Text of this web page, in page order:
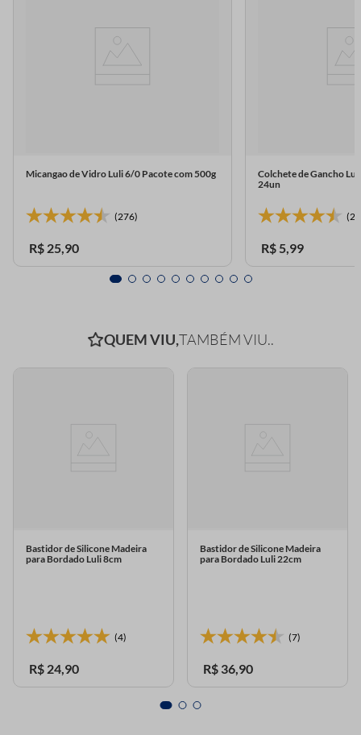
Micangao de Vidro Luli 6/0 Pacote com 500g
(276)
R$ 25,90
Colchete de Gancho
24un
R$ 5,99
QUEM VIU,TAMBÉM VIU..
Bastidor de Silicone Madeira
para Bordado Luli 8cm
(4)
R$ 24,90
Bastidor de Silicone Madeira
para Bordado Luli 22cm
(7)
R$ 36,90